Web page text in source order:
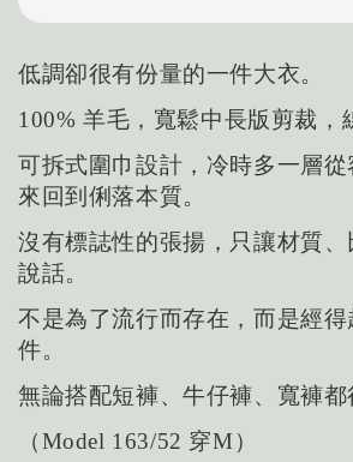
低調卻很有份量的一件大衣。
100% 羊毛，寬鬆中長版剪裁，
可拆式圍巾設計，冷時多一層
來回到俐落本質。
沒有標誌性的張揚，只讓材質
說話。
不是為了流行而存在，而是經
件。
無論搭配短褲、牛仔褲、寬褲都
（Model 163/52 穿M）